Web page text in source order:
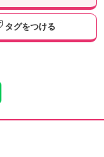
タグをつける